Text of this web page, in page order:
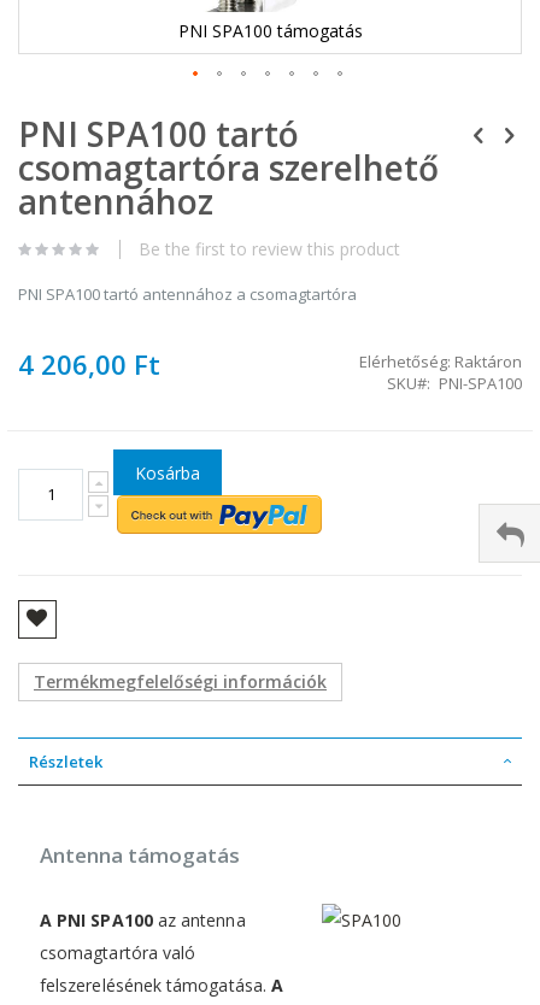
PNI SPA100 támogatás
a
képgaléria
elejére
PNI SPA100 tartó
csomagtartóra szerelhető
antennához
Be the first to review this product
PNI SPA100 tartó antennához a csomagtartóra
4 206,00 Ft Elérhetőség: Raktáron
SKU
PNI-SPA100
Kosárba
Termékmegfelelőségi információk
Részletek
Antenna támogatás
A PNI SPA100az antenna
csomagtartóra való
felszerelésének támogatása. A